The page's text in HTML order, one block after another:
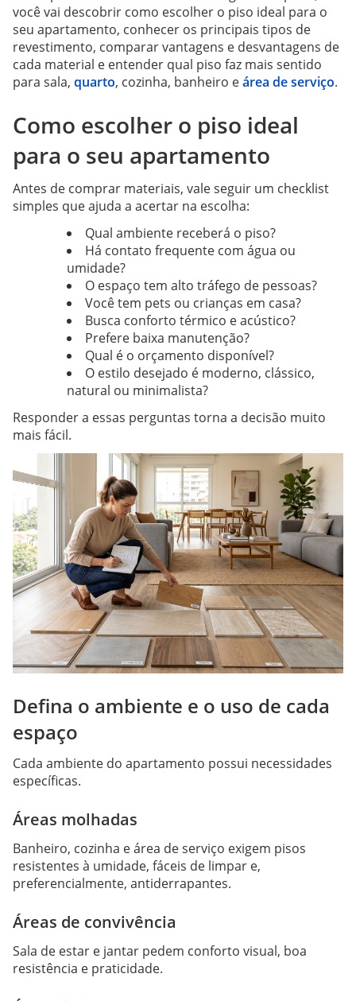
você vai descobrir como escolher o piso ideal para o
seu apartamento, conhecer os principais tipos de
revestimento, comparar vantagens e desvantagens de
cada material e entender qual piso faz mais sentido
para sala, quarto, cozinha, banheiro eárea de serviço.
Como escolher o piso ideal
para o seu apartamento
Antes de comprar materiais, vale seguir um checklist
simples que ajuda a acertar na escolha:
Qual ambiente receberá o piso?
Há contato frequente com água ou
umidade?
O espaço tem alto tráfego de pessoas?
Você tem pets ou crianças em casa?
Busca conforto térmico e acústico?
Prefere baixa manutenção?
Qual é o orçamento disponível?
O estilo desejado é moderno, clássico,
natural ou minimalista?
Responder a essas perguntas torna a decisão muito
mais fácil.
Defina o ambiente e o uso de cada
espaço
Cada ambiente do apartamento possui necessidades
específicas.
Áreas molhadas
Banheiro, cozinha e área de serviço exigem pisos
resistentes à umidade, fáceis de limpar e,
preferencialmente, antiderrapantes.
Áreas de convivência
Sala de estar e jantar pedem conforto visual, boa
resistência e praticidade.